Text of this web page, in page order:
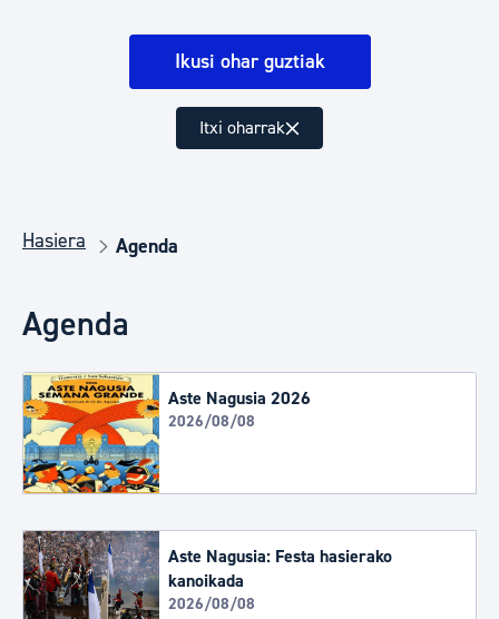
Ikusi ohar guztiak
Itxi oharrak
Hasiera Agenda
Agenda
Aste Nagusia 2026
2026/08/08
Aste Nagusia: Festa hasierako
kanoikada
2026/08/08